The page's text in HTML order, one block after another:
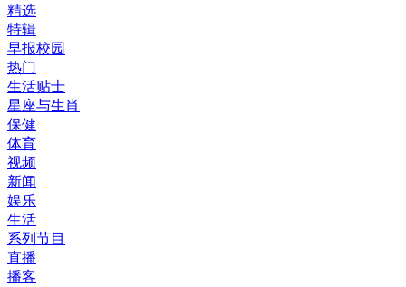
精选
特辑
早报校园
热门
生活贴士
星座与生肖
保健
体育
视频
新闻
娱乐
生活
系列节目
直播
播客